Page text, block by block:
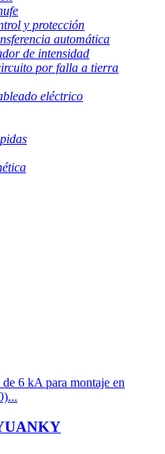
y protección
automática
de intensidad
por falla a tierra
eléctrico